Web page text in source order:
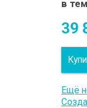
в
39
Ещё